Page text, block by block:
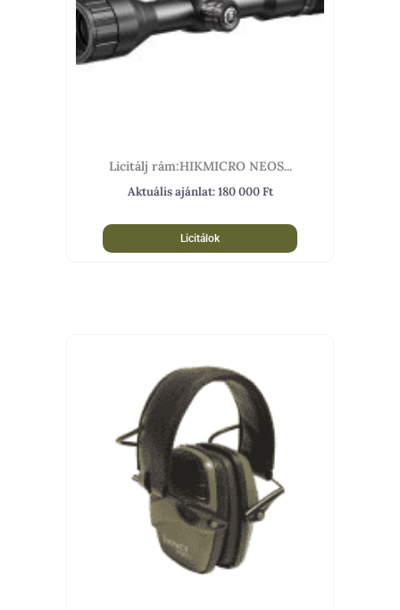
Licitálj rám:HIKMICRO NEOS...
Aktuális ajánlat:180 000Ft
Licitálok